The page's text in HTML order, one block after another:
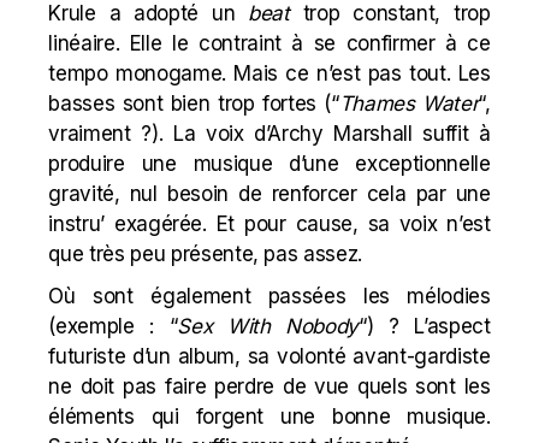
Krule a adopté un beattrop constant, trop
linéaire. Elle le contraint à se confirmer à ce
tempo monogame. Mais ce n’est pas tout. Les
basses sont bien trop fortes (“Thames Water“,
vraiment ?). La voix d’Archy Marshall suffit à
produire une musique d’une exceptionnelle
gravité, nul besoin de renforcer cela par une
instru’ exagérée. Et pour cause, sa voix n’est
que très peu présente, pas assez.
Où sont également passées les mélodies
(exemple : “Sex With Nobody“) ? L’aspect
futuriste d’un album, sa volonté avant-gardiste
ne doit pas faire perdre de vue quels sont les
éléments qui forgent une bonne musique.